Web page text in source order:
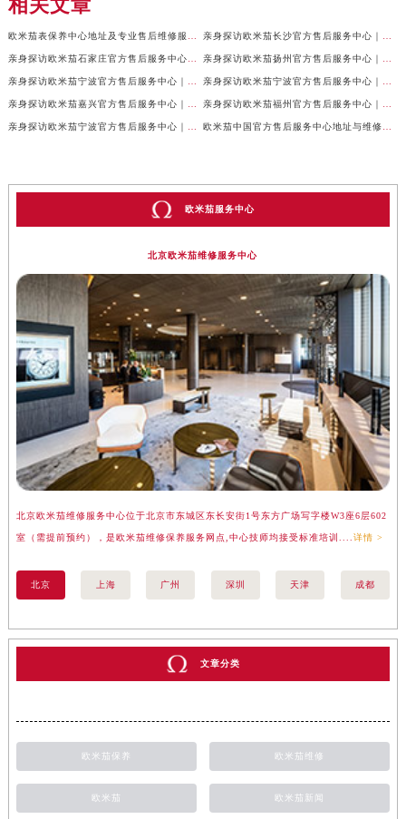
相关文章
欧米茄服务中心
北京欧米茄维修服务中心
北京欧米茄维修服务中心位于北京市东城区东长安街1号东方广场写字楼W3座6层602
室（需提前预约），是欧米茄维修保养服务网点,中心技师均接受标准培训.... 详情 >
北京 上海 广州 深圳 天津 成都
文章分类
欧米茄保养 欧米茄维修
欧米茄 欧米茄新闻